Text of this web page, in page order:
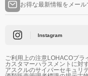
お得な最新情報をメー
Instagram
ご利用上の注意LOHACOプラ
カスタマーハラスメントに対
アスクルのサイバーセキュリ